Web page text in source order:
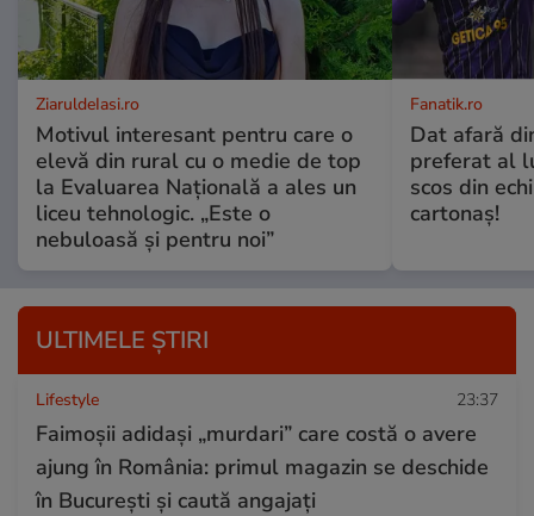
ZiaruldeIasi.ro
Motivul interesant pentru care o
elevă din rural cu o medie de top
la Evaluarea Națională a ales un
liceu tehnologic. „Este o
nebuloasă și pentru noi”
Fanatik.ro
Dat afară
preferat al
scos din
cartonaş!
ULTIMELE ȘTIRI
Lifestyle 23:37
Faimoșii adidași „murdari” care costă o avere
ajung în România: primul magazin se deschide
în București și caută angajați